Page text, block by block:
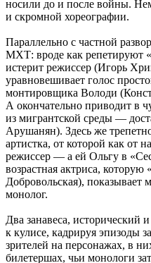
носили до и после войны.
и скромной хореографии.
Параллельно с частной
МХТ: вроде как репетируют
истерит режиссер (Игорь
уравновешивает голос
монтировщика Володи
А окончательно приводит в
из мигрантской среды —
Арушанян). Здесь же
артистка, от которой как от
режиссер — а ей Ольгу в
возрастная актриса, которую
Добровольская), показывает
монолог.
Два занавеса, исторический
к кулисе, кадрируя эпизоды
зрителей на персонажах, в
билетершах, чьи монологи